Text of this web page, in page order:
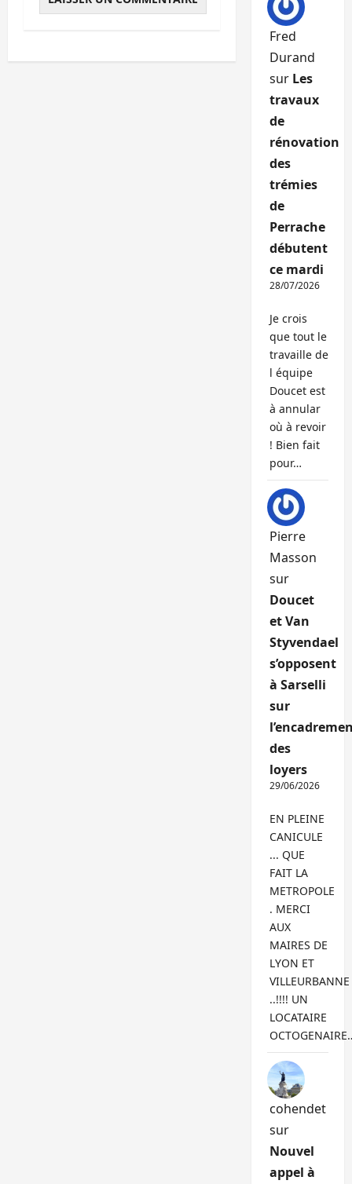
Fred
Durand
sur Les
travaux
de
rénovation
des
trémies
de
Perrache
débutent
ce mardi
28/07/2026
Je crois
que tout le
travaille de
l équipe
Doucet est
à annular
où à revoir
! Bien fait
pour…
Pierre
Masson
sur
Doucet
et Van
Styvendael
s’opposent
à Sarselli
sur
des
loyers
29/06/2026
EN PLEINE
CANICULE
... QUE
FAIT LA
METROPOLE
. MERCI
AUX
MAIRES DE
LYON ET
VILLEURBANNE
..!!!! UN
LOCATAIRE
cohendet
sur
Nouvel
appel à